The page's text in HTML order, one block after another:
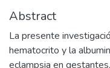
Abstract
La presente
hematocrito y la
eclampsia en